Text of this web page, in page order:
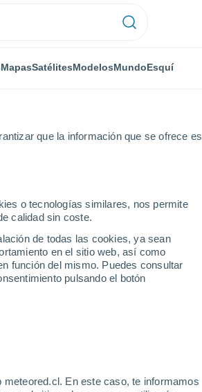
que la información que se ofrece es
o tecnologías similares, nos permite
calidad sin coste.
de todas las cookies, ya sean
en el sitio web, así como
función del mismo. Puedes consultar
pulsando el botón
En este caso, te informamos
MapasSatélitesModelosMundoEsquí
principales
niveles
han alcanzado valores
más cerca de